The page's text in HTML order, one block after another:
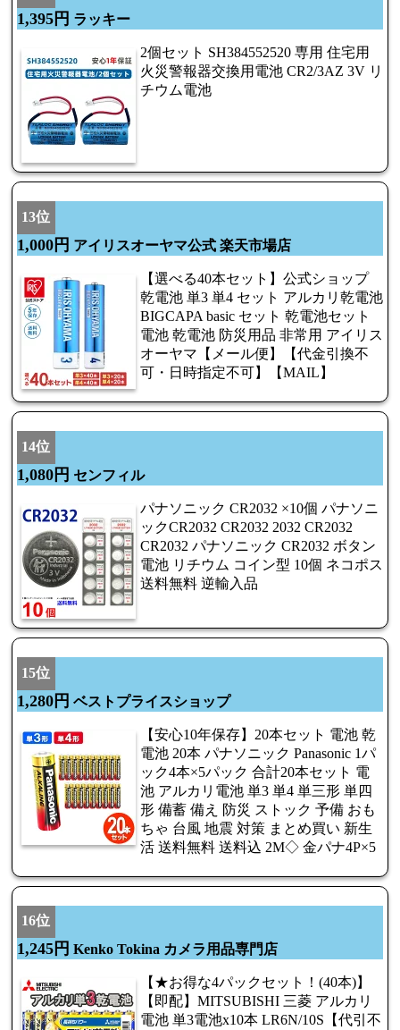
1,395円 ラッキー
2個セット SH384552520 専用 住宅用
火災警報器交換用電池 CR2/3AZ 3V リ
チウム電池
13位
1,000円 アイリスオーヤマ公式 楽天市場店
【選べる40本セット】公式ショップ
乾電池 単3 単4 セット アルカリ乾電池
BIGCAPA basic セット 乾電池セット
電池 乾電池 防災用品 非常用 アイリス
オーヤマ【メール便】【代金引換不
可・日時指定不可】【MAIL】
14位
1,080円 センフィル
パナソニック CR2032 ×10個 パナソニ
ックCR2032 CR2032 2032 CR2032
CR2032 パナソニック CR2032 ボタン
電池 リチウム コイン型 10個 ネコポス
送料無料 逆輸入品
15位
1,280円 ベストプライスショップ
【安心10年保存】20本セット 電池 乾
電池 20本 パナソニック Panasonic 1パ
ック4本×5パック 合計20本セット 電
池 アルカリ電池 単3 単4 単三形 単四
形 備蓄 備え 防災 ストック 予備 おも
ちゃ 台風 地震 対策 まとめ買い 新生
活 送料無料 送料込 2M◇ 金パナ4P×5
16位
1,245円 Kenko Tokina カメラ用品専門店
【★お得な4パックセット！(40本)】
【即配】MITSUBISHI 三菱 アルカリ
電池 単3電池x10本 LR6N/10S【代引不